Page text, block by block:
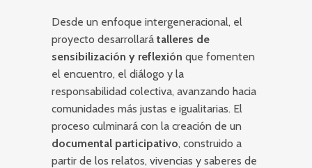
Desde un enfoque intergeneracional, el
proyecto desarrollará talleres de
sensibilización y reflexión que fomenten
el encuentro, el diálogo y la
responsabilidad colectiva, avanzando hacia
comunidades más justas e igualitarias. El
proceso culminará con la creación de un
documental participativo, construido a
partir de los relatos, vivencias y saberes de